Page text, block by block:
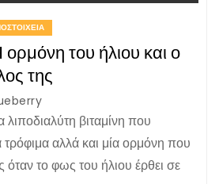
του ήλιου και ο
της
λιποδιαλύτη βιταμίνη που
τρόφιμα αλλά και μία ορμόνη που
το φως του ήλιου έρθει σε